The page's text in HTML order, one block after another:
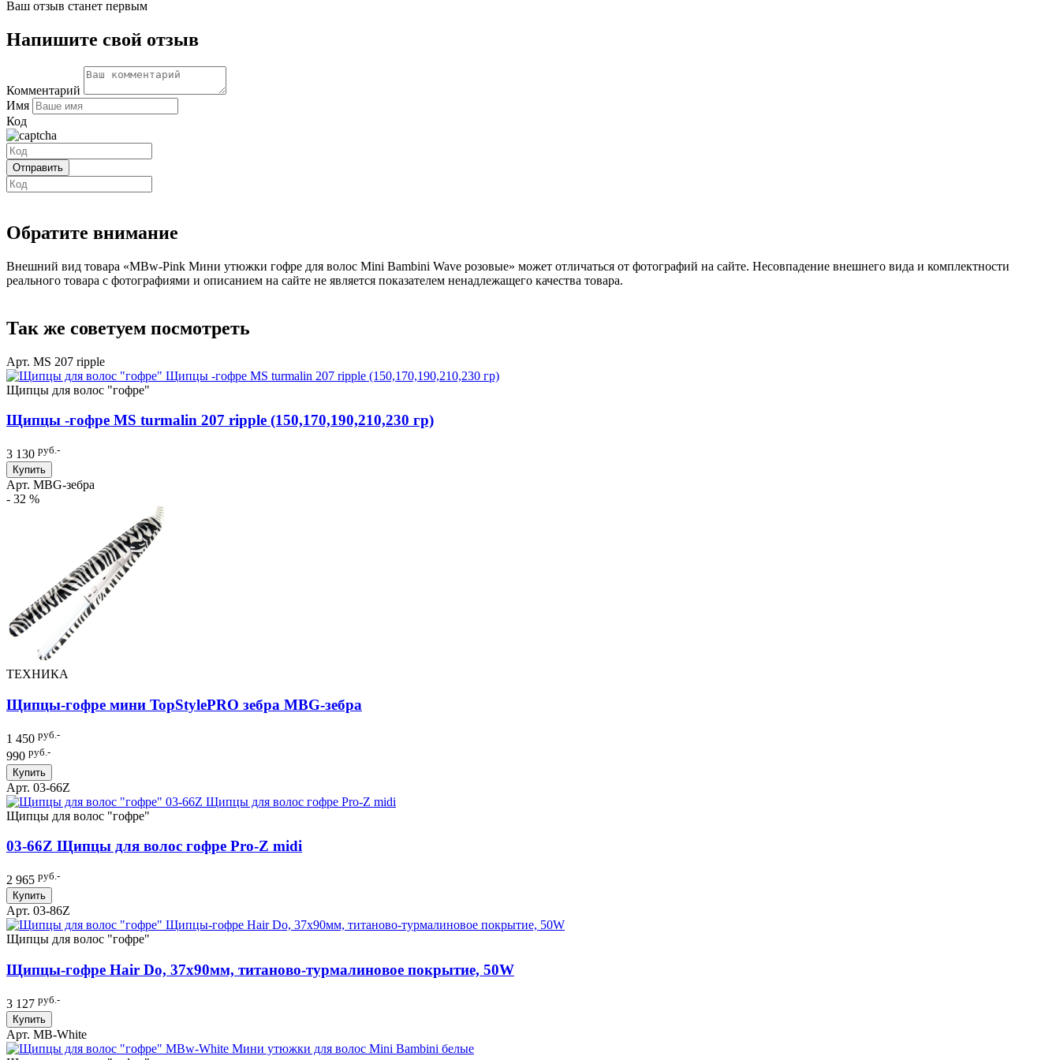
Ваш отзыв станет первым
Напишите свой отзыв
Комментарий
Имя
Код
Обратите внимание
Внешний вид товара «MBw-Pink Мини утюжки гофре для волос Mini Bambini Wave розовые» может отличаться от фотографий на сайте. Несовпадение внешнего вида и комплектности
реального товара с фотографиями и описанием на сайте не является показателем ненадлежащего качества товара.
Так же советуем посмотреть
Арт. MS 207 ripple
Щипцы для волос "гофре"
Щипцы -гофре MS turmalin 207 ripple (150,170,190,210,230 гр)
3 130 руб.-
Купить
Арт. MBG-зебра
- 32 %
ТЕХНИКА
Щипцы-гофре мини TopStylePRO зебра MBG-зебра
1 450 руб.-
990 руб.-
Купить
Арт. 03-66Z
Щипцы для волос "гофре"
03-66Z Щипцы для волос гофре Pro-Z midi
2 965 руб.-
Купить
Арт. 03-86Z
Щипцы для волос "гофре"
Щипцы-гофре Hair Do, 37х90мм, титаново-турмалиновое покрытие, 50W
3 127 руб.-
Купить
Арт. MB-White